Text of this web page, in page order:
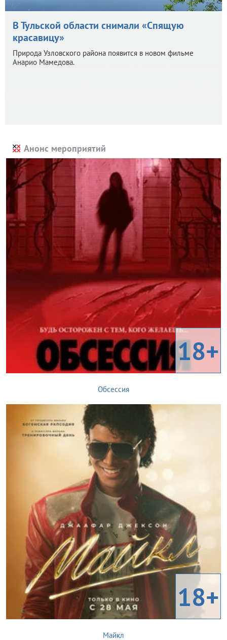
В Тульской области снимали «Спящую
красавицу»
Природа Узловского района появится в новом фильме
Анарио Мамедова.
Анонс мероприятий
18+
Обсессия
18+
Майкл